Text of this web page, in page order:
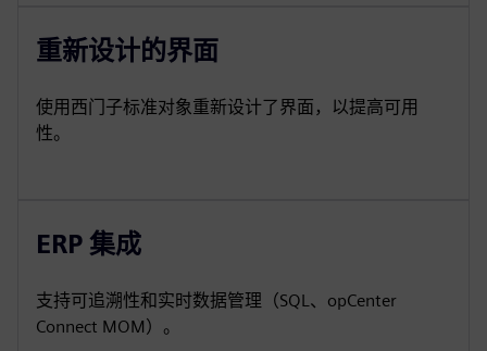
重新设计的界面
使用西门子标准对象重新设计了界面，以提高可用
性。
ERP 集成
支持可追溯性和实时数据管理（SQL、opCenter
Connect MOM）。